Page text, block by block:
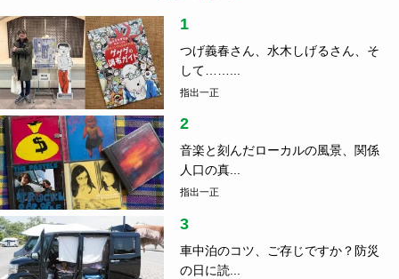
1
つげ義春さん、水木しげるさん、そ
して……...
指出一正
2
音楽と刻んだローカルの風景、関係
人口の真...
指出一正
3
車中泊のコツ、ご存じですか？防災
の日に読...